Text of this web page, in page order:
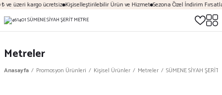
ve üzeri kargo ücretsiz Kişiselleştirilebilir Ürün ve Hizmet Sezona Özel İndirim
Metreler
Anasayfa Promosyon Ürünleri Kişisel Ürünler Metreler SÜMENE SİYAH